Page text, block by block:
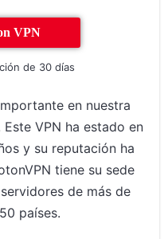
VPN
de 30 días
en nuestra
VPN ha estado en
y su reputación ha
tiene su sede
de más de
países.